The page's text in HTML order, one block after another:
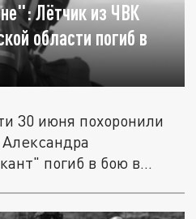
Лётчик из ЧВК
области погиб в
30 июня похоронили
погиб в бою в...